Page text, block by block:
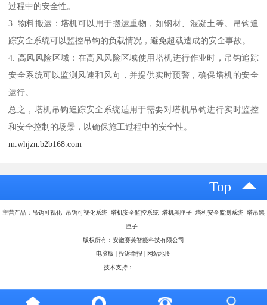
过程中的安全性。
3. 物料搬运：塔机可以用于搬运重物，如钢材、混凝土等。吊钩追
踪安全系统可以监控吊钩的负载情况，避免超载造成的安全事故。
4. 高风风险区域：在高风风险区域使用塔机进行作业时，吊钩追踪
安全系统可以监测风速和风向，并提供实时预警，确保塔机的安全
运行。
总之，塔机吊钩追踪安全系统适用于需要对塔机吊钩进行实时监控
和安全控制的场景，以确保施工过程中的安全性。
m.whjzn.b2b168.com
Top
主营产品：吊钩可视化 吊钩可视化系统 塔机安全监控系统 塔机黑匣子 塔机安全监测系统 塔吊黑
匣子
版权所有：安徽赛芙智能科技有限公司
电脑版 | 投诉举报 | 网站地图
技术支持：